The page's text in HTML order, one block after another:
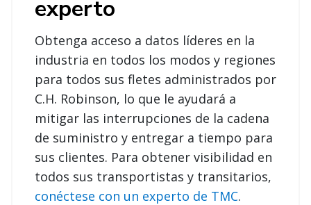
experto
Obtenga acceso a datos líderes en la
industria en todos los modos y regiones
para todos sus fletes administrados por
C.H. Robinson, lo que le ayudará a
mitigar las interrupciones de la cadena
de suministro y entregar a tiempo para
sus clientes. Para obtener visibilidad en
todos sus transportistas y transitarios,
conéctese con un experto de TMC.